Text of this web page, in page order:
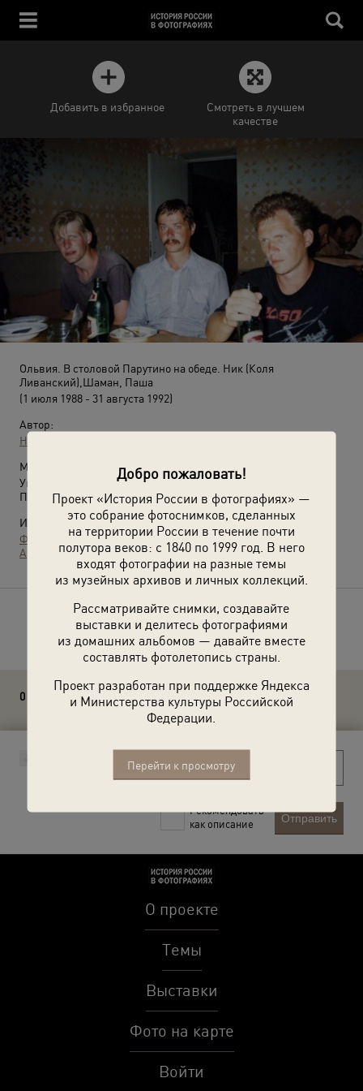
Добро пожаловать!
Проект «История России в фотографиях» —
это собрание фотоснимков, сделанных
на территории России в течение почти
полутора веков: с 1840 по 1999 год. В него
входят фотографии на разные темы
из музейных архивов и личных коллекций.
Рассматривайте снимки, создавайте
выставки и делитесь фотографиями
из домашних альбомов — давайте вместе
составлять фотолетопись страны.
Проект разработан при поддержке Яндекса
и Министерства культуры Российской
Федерации.
Перейти к просмотру
Добавить в избранное
Смотреть в лучшем
качестве
Ольвия. В столовой Парутино на обеде. Ник (Коля
Ливанский),Шаман, Паша
(1 июля 1988 - 31 августа 1992)
Автор:
Неизвестный автор
Место съемки:
Украинская ССР, Николаевская обл., Очаковский р-н, с.
Парутино
Источники:
Фотографии пользователей russiainphoto.ru
Архив Галины Пискуновой
Расскажите друзьям об этом фото
0 комментариев
Рекомендовать
как описание
Отправить
О проекте
Темы
Выставки
Фото на карте
Войти